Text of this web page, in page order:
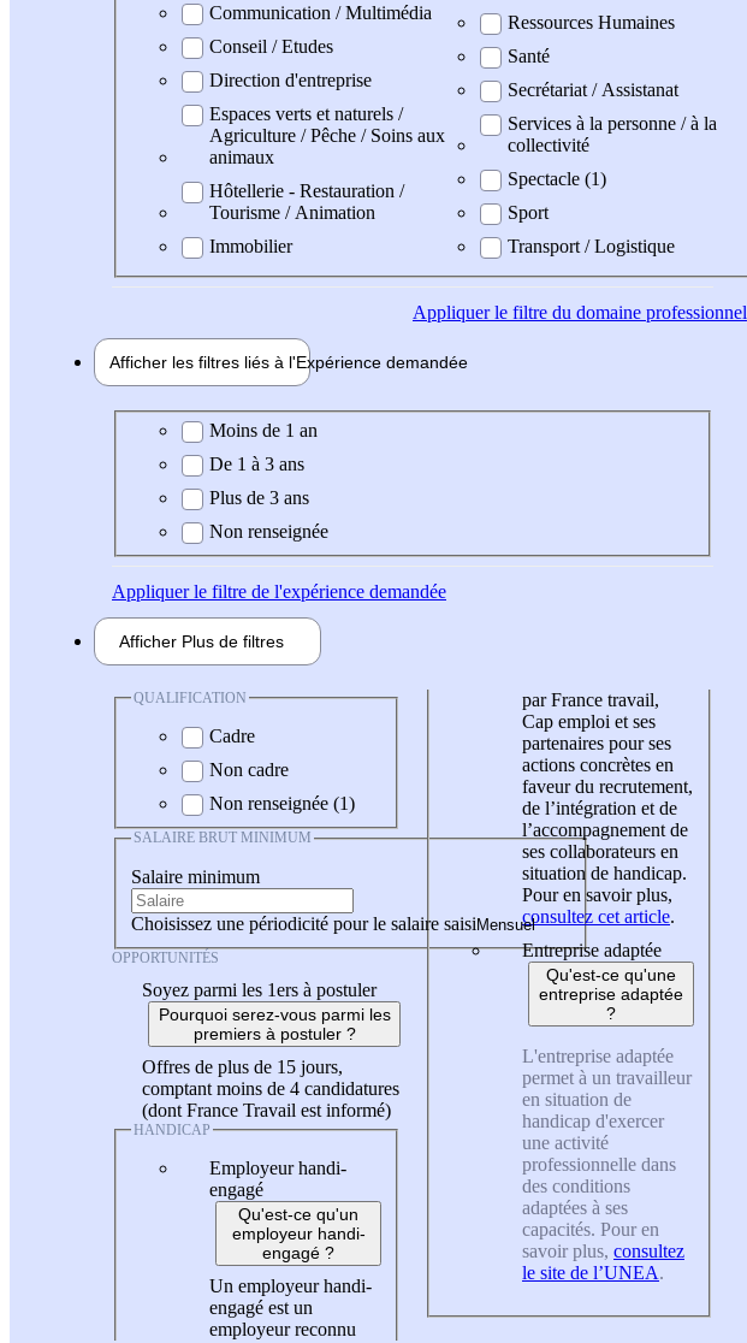
Communication / Multimédia
Conseil / Etudes
Direction d'entreprise
Espaces verts et naturels /
Agriculture / Pêche / Soins aux
animaux
Hôtellerie - Restauration /
Tourisme / Animation
Immobilier
Ressources Humaines
Santé
Secrétariat / Assistanat
Services à la personne / à la
collectivité
Spectacle (1)
Sport
Transport / Logistique
Appliquerle filtre du domaine professionnel
Afficher les filtres liés à l'Expérience demandée
Expérience demandée
Moins de 1 an
De 1 à 3 ans
Plus de 3 ans
Non renseignée
Appliquerle filtre de l'expérience demandée
Afficher Plus de filtres
QUALIFICATION
Cadre
Non cadre
Non renseignée (1)
SALAIRE BRUT MINIMUM
Salaire minimum
Choisissez une périodicité pour le salaire saisi
OPPORTUNITÉS
Soyez parmi les 1ers à postuler
Pourquoi serez-vous parmi les
premiers à postuler ?
Offres de plus de 15 jours,
comptant moins de 4 candidatures
(dont France Travail est informé)
HANDICAP
Employeur handi-
engagé
Qu'est-ce qu'un
employeur handi-
engagé ?
Un employeur handi-
engagé est un
employeur reconnu
par France travail,
Cap emploi et ses
partenaires pour ses
actions concrètes en
faveur du recrutement,
de l’intégration et de
l’accompagnement de
ses collaborateurs en
situation de handicap.
Pour en savoir plus,
consultez cet article.
Entreprise adaptée
Qu'est-ce qu'une
entreprise adaptée
?
L'entreprise adaptée
permet à un travailleur
en situation de
handicap d'exercer
une activité
professionnelle dans
des conditions
adaptées à ses
capacités. Pour en
savoir plus, consultez
le site de l’UNEA.